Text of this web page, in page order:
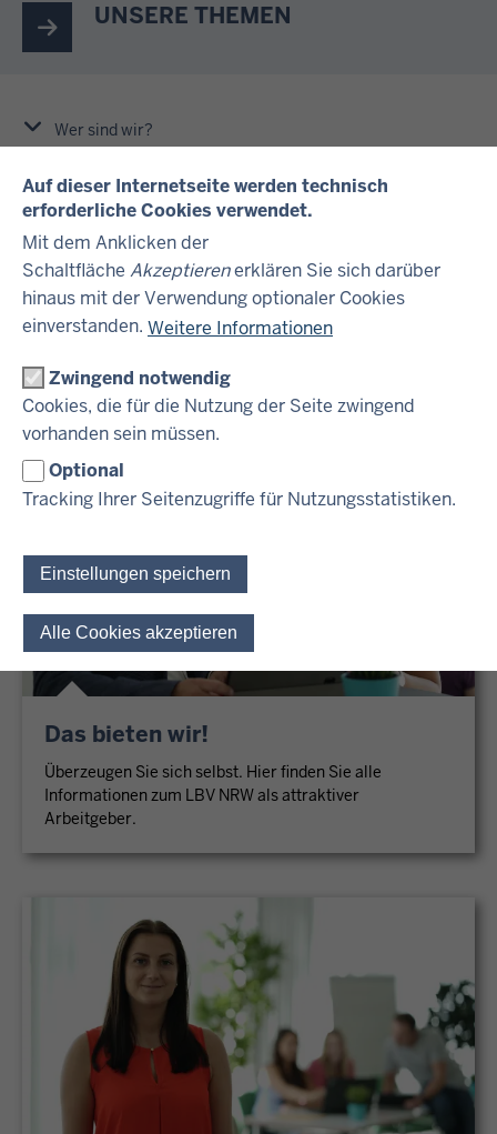
Auf dieser Internetseite werden technisch
erforderliche Cookies verwendet.
Mit dem Anklicken der
Schaltfläche Akzeptierenerklären Sie sich darüber
hinaus mit der Verwendung optionaler Cookies
einverstanden. Weitere Informationen
Zwingend notwendig
Cookies, die für die Nutzung der Seite zwingend
vorhanden sein müssen.
Optional
Tracking Ihrer Seitenzugriffe für Nutzungsstatistiken.
Einstellungen speichern
Alle Cookies akzeptieren
UNSERE THEMEN
Wer sind wir?
Was machen wir?
Für wen arbeiten wir?
Das bieten wir!
Überzeugen Sie sich selbst. Hier finden Sie alle
Informationen zum LBV NRW als attraktiver
Arbeitgeber.